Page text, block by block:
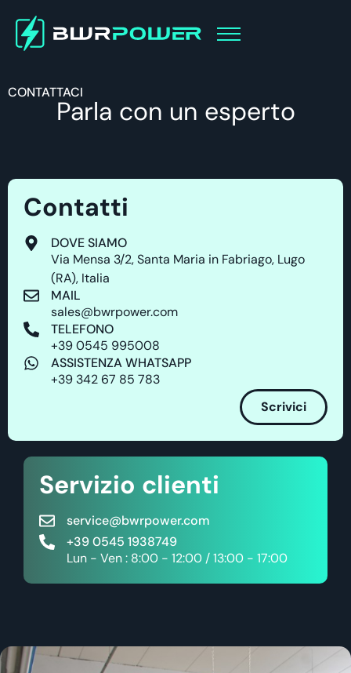
CONTATTACI
Parla con un esperto
Contatti
DOVE SIAMO
Via Mensa 3/2, Santa Maria in Fabriago, Lugo
(RA), Italia
MAIL
sales@bwrpower.com
TELEFONO
+39 0545 995008
ASSISTENZA WHATSAPP
+39 342 67 85 783
Scrivici
Servizio clienti
service@bwrpower.com
+39 0545 1938749
Lun - Ven : 8:00 - 12:00 / 13:00 - 17:00